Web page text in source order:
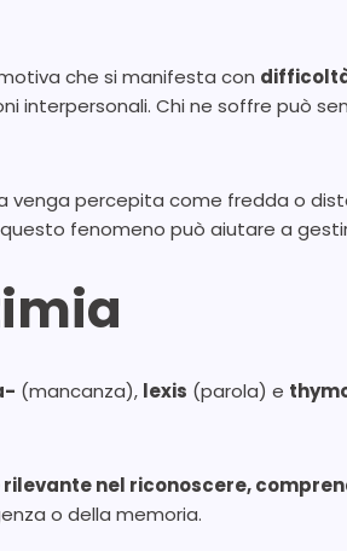
che si manifesta con
interpersonali. Chi ne soffre può
venga percepita come fredda o
fenomeno può aiutare a
(mancanza), lexis (parola) e
nel riconoscere,
o della memoria.